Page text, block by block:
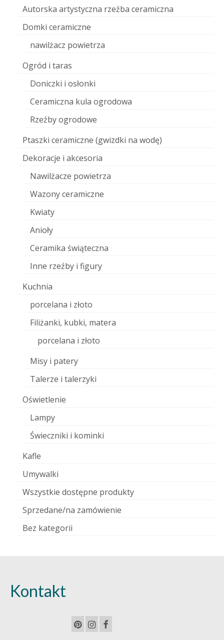
Autorska artystyczna rzeźba ceramiczna
Domki ceramiczne
nawilżacz powietrza
Ogród i taras
Doniczki i osłonki
Ceramiczna kula ogrodowa
Rzeźby ogrodowe
Ptaszki ceramiczne (gwizdki na wodę)
Dekoracje i akcesoria
Nawilżacze powietrza
Wazony ceramiczne
Kwiaty
Anioły
Ceramika świąteczna
Inne rzeźby i figury
Kuchnia
porcelana i złoto
Filiżanki, kubki, matera
porcelana i złoto
Misy i patery
Talerze i talerzyki
Oświetlenie
Lampy
Świeczniki i kominki
Kafle
Umywalki
Wszystkie dostępne produkty
Sprzedane/na zamówienie
Bez kategorii
Kontakt